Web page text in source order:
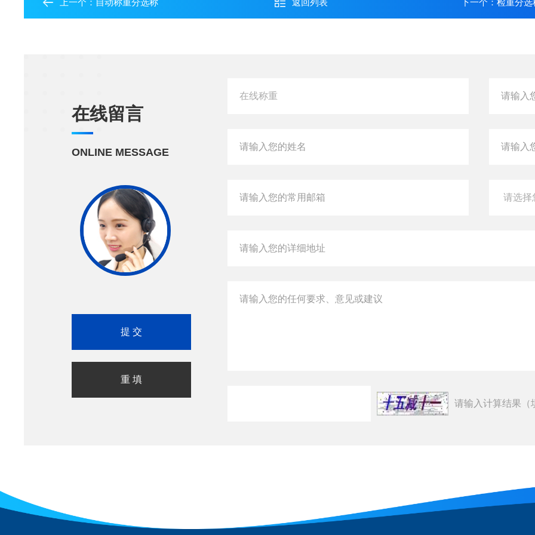
上一个： 自动称重分选称 返回列表 下一个： 检重分选
在线留言
ONLINE MESSAGE
请输入计算结果（